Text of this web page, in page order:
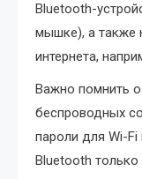
Bluetooth-
мышке), а также
интернета,
Важно помнить
беспроводных
пароли для Wi-
Bluetooth